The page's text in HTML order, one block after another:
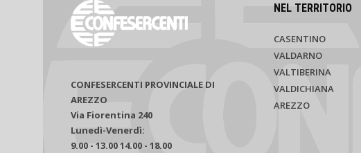
CONFESERCENTI PROVINCIALE DI
AREZZO
Via Fiorentina 240
Lunedì-Venerdì:
9.00 - 13.00 14.00 - 18.00
NEL TERRITORIO
CASENTINO
VALDARNO
VALTIBERINA
VALDICHIANA
AREZZO